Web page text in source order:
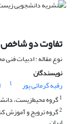
تفاوت دو شاخص
نوع مقاله : ادبیات
نویسندگان
رقیه گرمائی پور
1
1گروه محیط‌زیست،
2گروه ترویج و آموزش